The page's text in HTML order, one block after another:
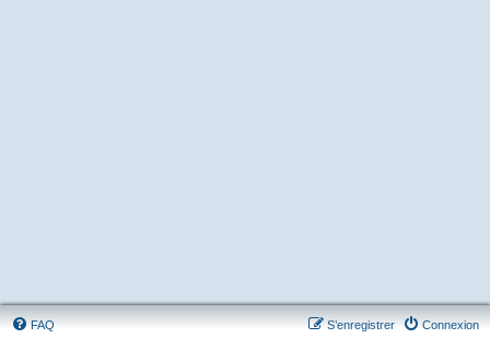
FAQ Connexion
S’enregistrer